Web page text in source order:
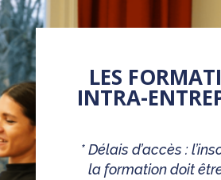
LES
INTRA-
* Délais d’accès :
la formation doit